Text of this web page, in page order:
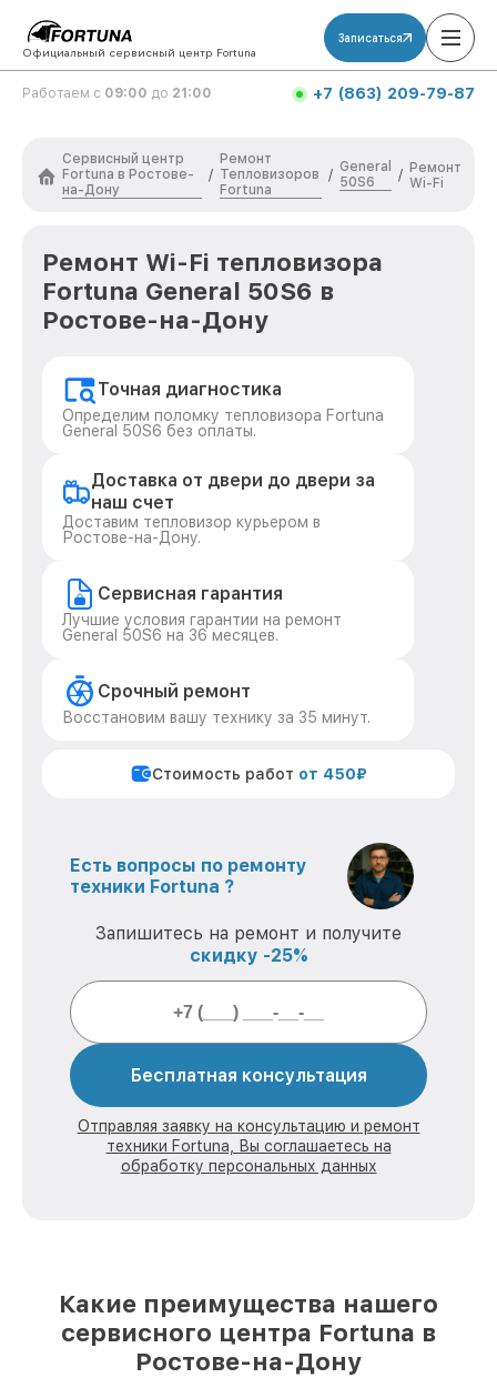
Официальный сервисный центр Fortuna
Записаться
Работаем с 09:00 до 21:00 +7 (863) 209-79-87
Сервисный центр
Fortuna в Ростове-
на-Дону
/
Ремонт
Тепловизоров
Fortuna
/
General
50S6
/ Ремонт
Wi-Fi
Ремонт Wi-Fi тепловизора
Fortuna General 50S6 в
Ростове-на-Дону
Точная диагностика
Определим поломку тепловизора Fortuna
General 50S6 без оплаты.
Доставка от двери до двери за
наш счет
Доставим тепловизор курьером в
Ростове-на-Дону.
Сервисная гарантия
Лучшие условия гарантии на ремонт
General 50S6 на 36 месяцев.
Срочный ремонт
Восстановим вашу технику за 35 минут.
Стоимость работ от 450₽
Есть вопросы по ремонту
техники Fortuna ?
Запишитесь на ремонт и получите
скидку -25%
Бесплатная консультация
Отправляя заявку на консультацию и ремонт
техники Fortuna, Вы соглашаетесь на
обработку персональных данных
Какие преимущества нашего
сервисного центра Fortuna в
Ростове-на-Дону